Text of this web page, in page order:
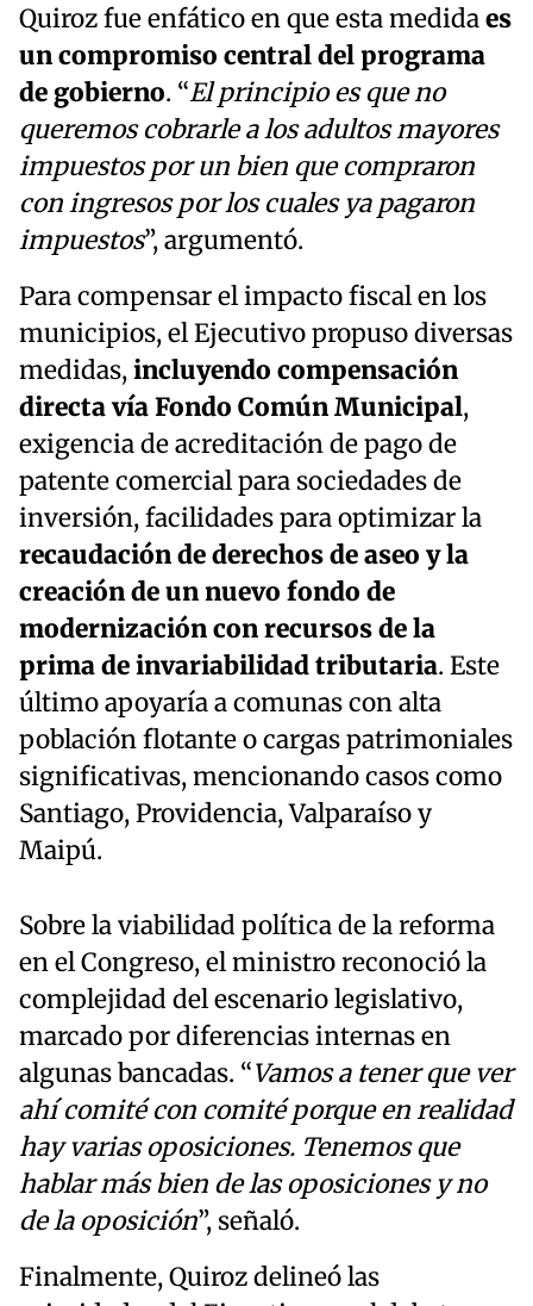
Quiroz fue enfático en que esta medidaes
un compromiso central del programa
de gobierno. “El principio es que no
queremos cobrarle a los adultos mayores
impuestos por un bien que compraron
con ingresos por los cuales ya pagaron
impuestos”, argumentó.
Para compensar el impacto fiscal en los
municipios, el Ejecutivo propuso diversas
medidas,incluyendo compensación
directa vía Fondo Común Municipal,
exigencia de acreditación de pago de
patente comercial para sociedades de
inversión, facilidades para optimizar la
recaudación de derechos de aseo y la
creación de un nuevo fondo de
modernización con recursos de la
prima de invariabilidad tributaria. Este
último apoyaría a comunas con alta
población flotante o cargas patrimoniales
significativas, mencionando casos como
Santiago, Providencia, Valparaíso y
Maipú.
Sobre la viabilidad política de la reforma
en el Congreso, el ministro reconoció la
complejidad del escenario legislativo,
marcado por diferencias internas en
algunas bancadas. “Vamos a tener que ver
ahí comité con comité porque en realidad
hay varias oposiciones. Tenemos que
hablar más bien de las oposiciones y no
de la oposición”, señaló.
Finalmente, Quiroz delineó las